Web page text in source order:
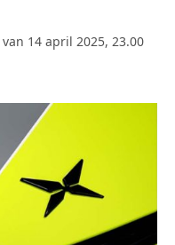
14 april 2025, 23.00